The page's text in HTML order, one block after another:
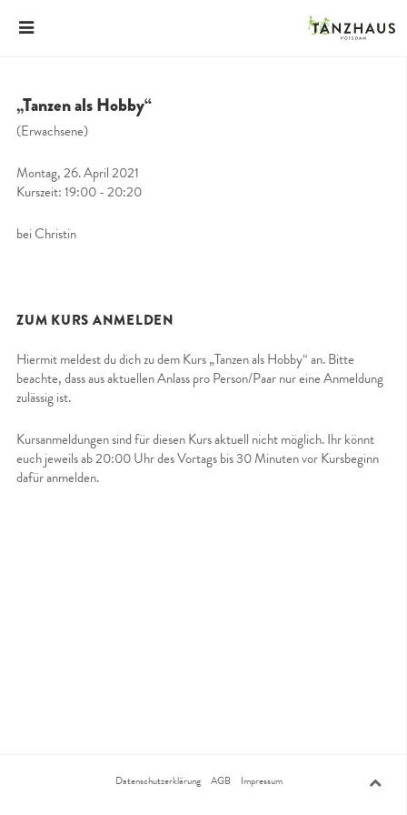
„Tanzen als Hobby“
(Erwachsene)
Montag, 26. April 2021
Kurszeit: 19:00 - 20:20
bei Christin
ZUM KURS ANMELDEN
Hiermit meldest du dich zu dem Kurs „Tanzen als Hobby“ an. Bitte
beachte, dass aus aktuellen Anlass pro Person/Paar nur eine Anmeldung
zulässig ist.
Kursanmeldungen sind für diesen Kurs aktuell nicht möglich. Ihr könnt
euch jeweils ab 20:00 Uhr des Vortags bis 30 Minuten vor Kursbeginn
dafür anmelden.
Datenschutzerklärung AGB Impressum